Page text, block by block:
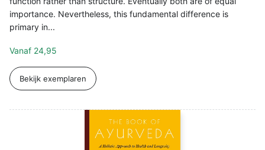
importance. Nevertheless, this fundamental difference is
primary in...
Vanaf 24,95
Bekijk exemplaren